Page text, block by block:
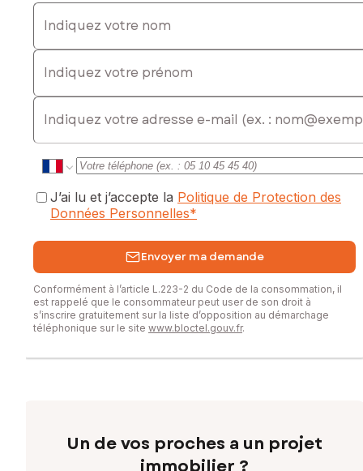
Indiquez votre nom
Indiquez votre prénom
E-mail
J’ai lu et j’accepte la Politique de Protection des
Données Personnelles*
Envoyer ma demande
Conformément à l’article L.223-2 du Code de la consommation, il
est rappelé que le consommateur peut user de son droit à
s’inscrire gratuitement sur la liste d’opposition au démarchage
téléphonique sur le site www.bloctel.gouv.fr.
Un de vos proches a un projet
immobilier ?